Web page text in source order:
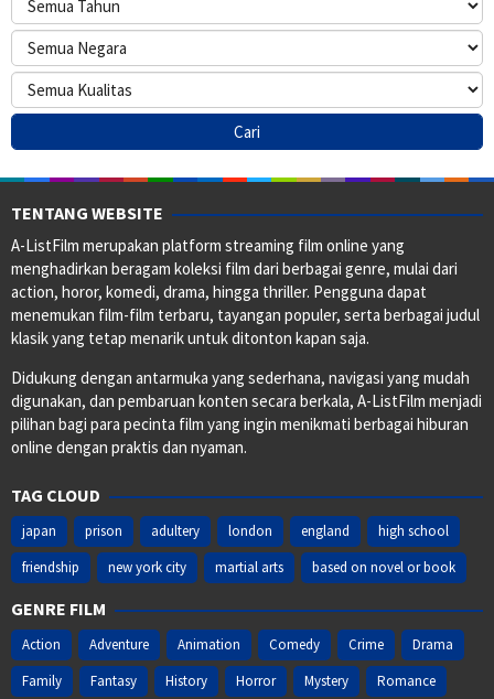
TENTANG WEBSITE
A-ListFilm merupakan platform streaming film online yang
menghadirkan beragam koleksi film dari berbagai genre, mulai dari
action, horor, komedi, drama, hingga thriller. Pengguna dapat
menemukan film-film terbaru, tayangan populer, serta berbagai judul
klasik yang tetap menarik untuk ditonton kapan saja.
Didukung dengan antarmuka yang sederhana, navigasi yang mudah
digunakan, dan pembaruan konten secara berkala, A-ListFilm menjadi
pilihan bagi para pecinta film yang ingin menikmati berbagai hiburan
online dengan praktis dan nyaman.
TAG CLOUD
japan prison adultery london england
high school
friendship
new york city martial arts based on novel or book
GENRE FILM
Action Adventure Animation Comedy Crime
Drama
Family
Fantasy History Horror Mystery Romance